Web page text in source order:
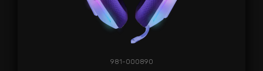
981-000890